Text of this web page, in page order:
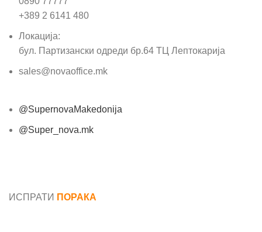
+389 2 6141 480
Локација:
бул. Партизански одреди бр.64 ТЦ Лептокарија
sales@novaoffice.mk
@SupernovaMakedonija
@Super_nova.mk
ИСПРАТИ ПОРАКА